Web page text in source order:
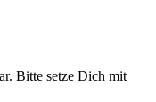
Bitte setze Dich mit